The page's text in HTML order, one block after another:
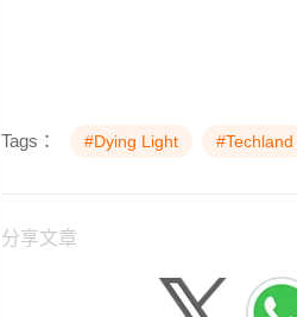
Tags： #Dying Light #Techland
分享文章